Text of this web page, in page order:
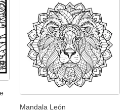
Mandala León